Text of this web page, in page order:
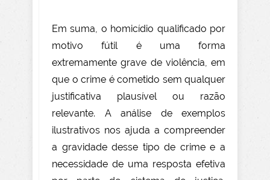
Em suma, o homicídio qualificado por
motivo fútil é uma forma
extremamente grave de violência, em
que o crime é cometido sem qualquer
justificativa plausível ou razão
relevante. A análise de exemplos
ilustrativos nos ajuda a compreender
a gravidade desse tipo de crime e a
necessidade de uma resposta efetiva